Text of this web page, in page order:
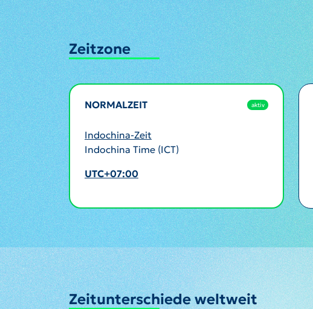
Zeitzone
NORMALZEIT aktiv
Indochina-Zeit
Indochina Time (ICT)
UTC+07:00
Zeitunterschiede weltweit